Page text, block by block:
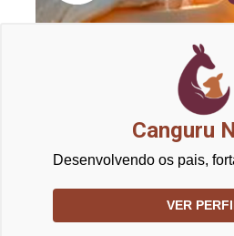
Canguru
Desenvolvendo os pais,
VER